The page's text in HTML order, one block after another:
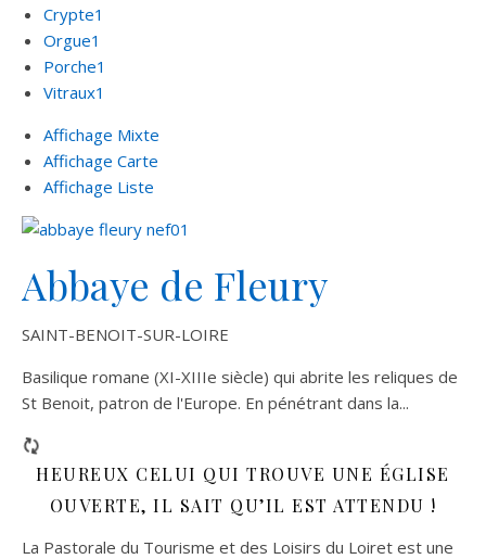
Crypte1
Orgue1
Porche1
Vitraux1
Affichage Mixte
Affichage Carte
Affichage Liste
Abbaye de Fleury
SAINT-BENOIT-SUR-LOIRE
Basilique romane (XI-XIIIe siècle) qui abrite les reliques de
St Benoit, patron de l'Europe. En pénétrant dans la...
HEUREUX CELUI QUI TROUVE UNE ÉGLISE
OUVERTE, IL SAIT QU’IL EST ATTENDU !
La Pastorale du Tourisme et des Loisirs du Loiret est une